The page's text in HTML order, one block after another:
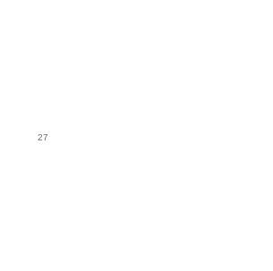
27